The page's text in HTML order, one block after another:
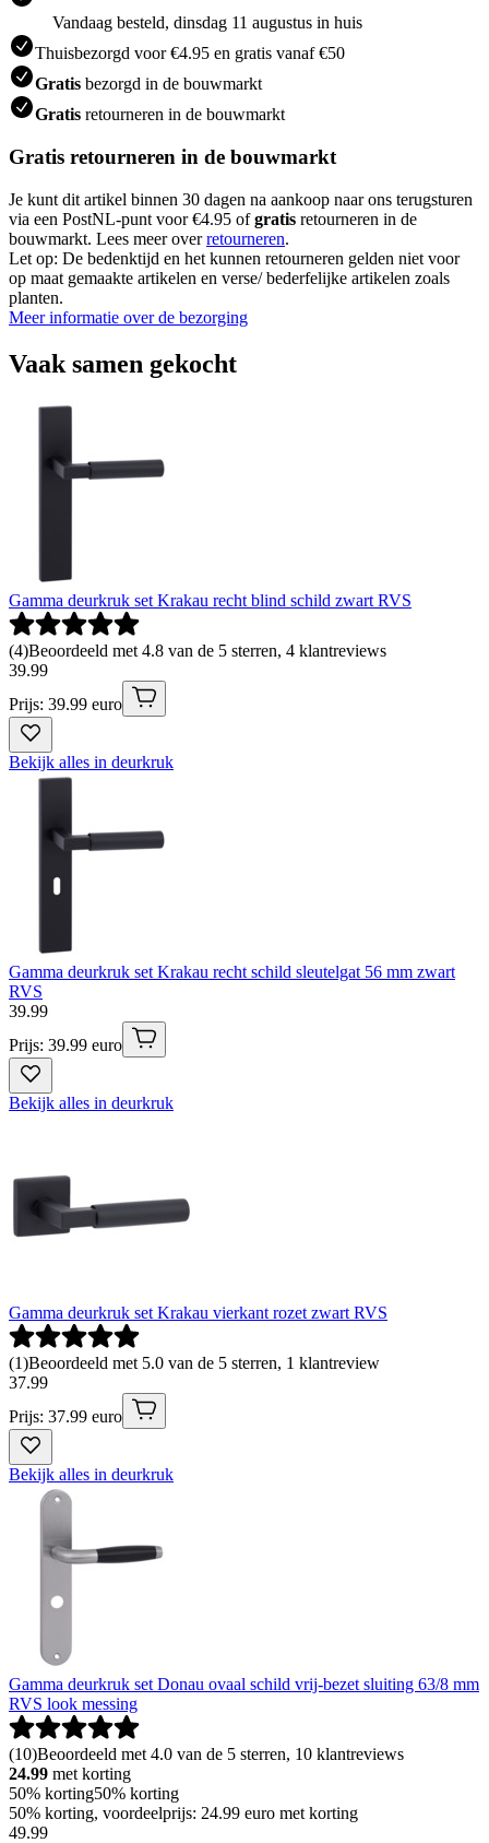
Vandaag besteld, dinsdag 11 augustus in huis
Thuisbezorgd voor €4.95 en gratis vanaf €50
Gratis bezorgd in de bouwmarkt
Gratis retourneren in de bouwmarkt
Gratis retourneren in de bouwmarkt
Je kunt dit artikel binnen 30 dagen na aankoop naar ons terugsturen
via een PostNL-punt voor €4.95 ofgratis retourneren in de
bouwmarkt. Lees meer overretourneren.
Let op: De bedenktijd en het kunnen retourneren gelden niet voor
op maat gemaakte artikelen en verse/ bederfelijke artikelen zoals
planten.
Meer informatie over de bezorging
Vaak samen gekocht
Gamma deurkruk set Krakau recht blind schild zwart RVS
(4)Beoordeeld met 4.8 van de 5 sterren, 4 klantreviews
39.99
Prijs: 39.99 euro
Bekijk alles in deurkruk
Gamma deurkruk set Krakau recht schild sleutelgat 56 mm zwart
RVS
39.99
Prijs: 39.99 euro
Bekijk alles in deurkruk
Gamma deurkruk set Krakau vierkant rozet zwart RVS
(1)Beoordeeld met 5.0 van de 5 sterren, 1 klantreview
37.99
Prijs: 37.99 euro
Bekijk alles in deurkruk
Gamma deurkruk set Donau ovaal schild vrij-bezet sluiting 63/8 mm
RVS look messing
(10)Beoordeeld met 4.0 van de 5 sterren, 10 klantreviews
24.99 met korting
50% korting50% korting
50% korting, voordeelprijs: 24.99 euro met korting
49.99